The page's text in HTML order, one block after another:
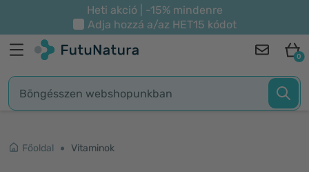
Heti akció | -15% mindenre
Adja hozzá a/az HET15 kódot
0
Főoldal Vitaminok